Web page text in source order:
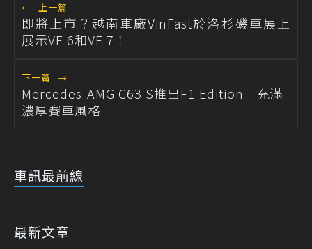
← 上一篇
即將上市？越南車廠VinFast於洛杉磯車展上
展示VF 6和VF 7！
下一篇 →
Mercedes-AMG C63 S推出F1 Edition 充滿
濃厚賽車風格
車訊最前線
最新文章